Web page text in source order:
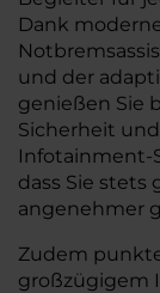
Dank
und der
genießen Sie
Sicherheit
Infotainment-
dass Sie
angenehmer
Zudem
großzügigem